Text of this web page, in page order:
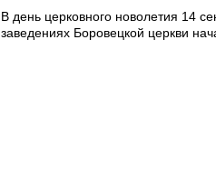
В день церковного новолетия 14
заведениях Боровецкой церкви